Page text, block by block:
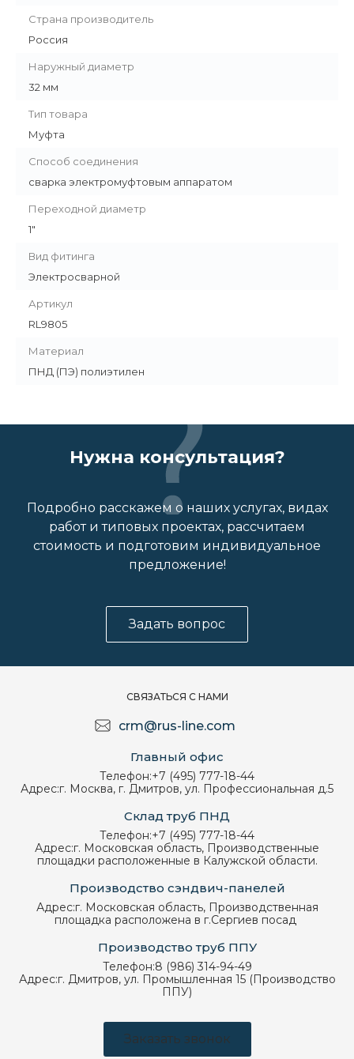
Страна производитель
Россия
Наружный диаметр
32 мм
Тип товара
Муфта
Способ соединения
сварка электромуфтовым аппаратом
Переходной диаметр
1"
Вид фитинга
Электросварной
Артикул
RL9805
Материал
ПНД (ПЭ) полиэтилен
Нужна консультация?
Подробно расскажем о наших услугах, видах
работ и типовых проектах, рассчитаем
стоимость и подготовим индивидуальное
предложение!
Задать вопрос
СВЯЗАТЬСЯ С НАМИ
crm@rus-line.com
Главный офис
Телефон:+7 (495) 777-18-44
Адрес:г. Москва, г. Дмитров, ул. Профессиональная д.5
Склад труб ПНД
Телефон:+7 (495) 777-18-44
Адрес:г. Московская область, Производственные
площадки расположенные в Калужской области.
Производство сэндвич-панелей
Адрес:г. Московская область, Производственная
площадка расположена в г.Сергиев посад
Производство труб ППУ
Телефон:8 (986) 314-94-49
Адрес:г. Дмитров, ул. Промышленная 15 (Производство
ППУ)
Заказать звонок